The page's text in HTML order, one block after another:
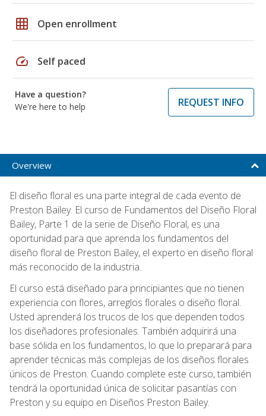
grid_on Open enrollment
speed Self paced
Have a question?
We're here to help
REQUEST INFO
Overview
El diseño floral es una parte integral de cada evento de
Preston Bailey. El curso de Fundamentos del Diseño Floral
Bailey, Parte 1 de la serie de Diseño Floral, es una
oportunidad para que aprenda los fundamentos del
diseño floral de Preston Bailey, el experto en diseño floral
más reconocido de la industria.
El curso está diseñado para principiantes que no tienen
experiencia con flores, arreglos florales o diseño floral.
Usted aprenderá los trucos de los que dependen todos
los diseñadores profesionales. También adquirirá una
base sólida en los fundamentos, lo que lo preparará para
aprender técnicas más complejas de los diseños florales
únicos de Preston. Cuando complete este curso, también
tendrá la oportunidad única de solicitar pasantías con
Preston y su equipo en Diseños Preston Bailey.